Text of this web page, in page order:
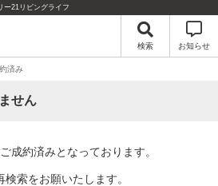
ー21リビングライフ
検索 お知らせ
済み
せん
成約済みとなっております。
検索をお願いたします。